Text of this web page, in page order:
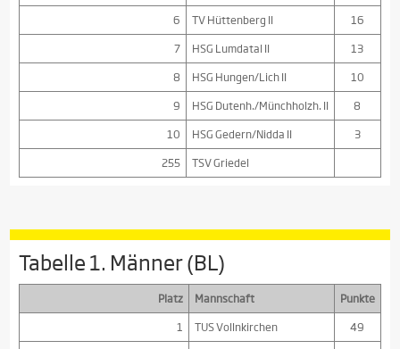
6
TV Hüttenberg II
16
7
HSG Lumdatal II
13
8
HSG Hungen/Lich II
10
9
HSG Dutenh./Münchholzh. II
8
10
HSG Gedern/Nidda II
3
255
TSV Griedel
Tabelle 1. Männer (BL)
Platz Mannschaft
Punkte
1
TUS Vollnkirchen
49